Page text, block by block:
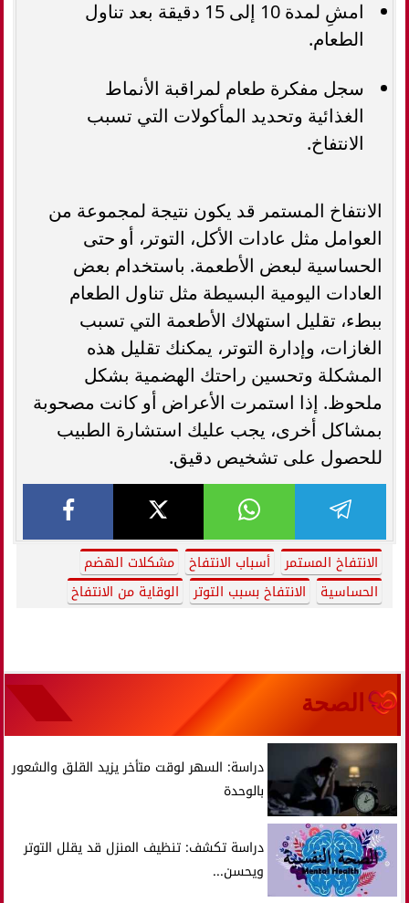
امشِ لمدة 10 إلى 15 دقيقة بعد تناول
الطعام.
سجل مفكرة طعام لمراقبة الأنماط
الغذائية وتحديد المأكولات التي تسبب
الانتفاخ.
الانتفاخ المستمر قد يكون نتيجة لمجموعة من
العوامل مثل عادات الأكل، التوتر، أو حتى
الحساسية لبعض الأطعمة. باستخدام بعض
العادات اليومية البسيطة مثل تناول الطعام
ببطء، تقليل استهلاك الأطعمة التي تسبب
الغازات، وإدارة التوتر، يمكنك تقليل هذه
المشكلة وتحسين راحتك الهضمية بشكل
ملحوظ. إذا استمرت الأعراض أو كانت مصحوبة
بمشاكل أخرى، يجب عليك استشارة الطبيب
للحصول على تشخيص دقيق.
الانتفاخ المستمر أسباب الانتفاخ
مشكلات الهضم
الحساسية
الانتفاخ بسبب التوتر الوقاية من الانتفاخ
الصحة
دراسة: السهر لوقت متأخر يزيد القلق والشعور
بالوحدة
دراسة تكشف: تنظيف المنزل قد يقلل التوتر
ويحسن...